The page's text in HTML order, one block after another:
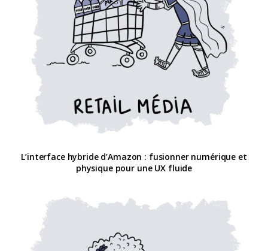
L’interface hybride d’Amazon : fusionner numérique et
physique pour une UX fluide